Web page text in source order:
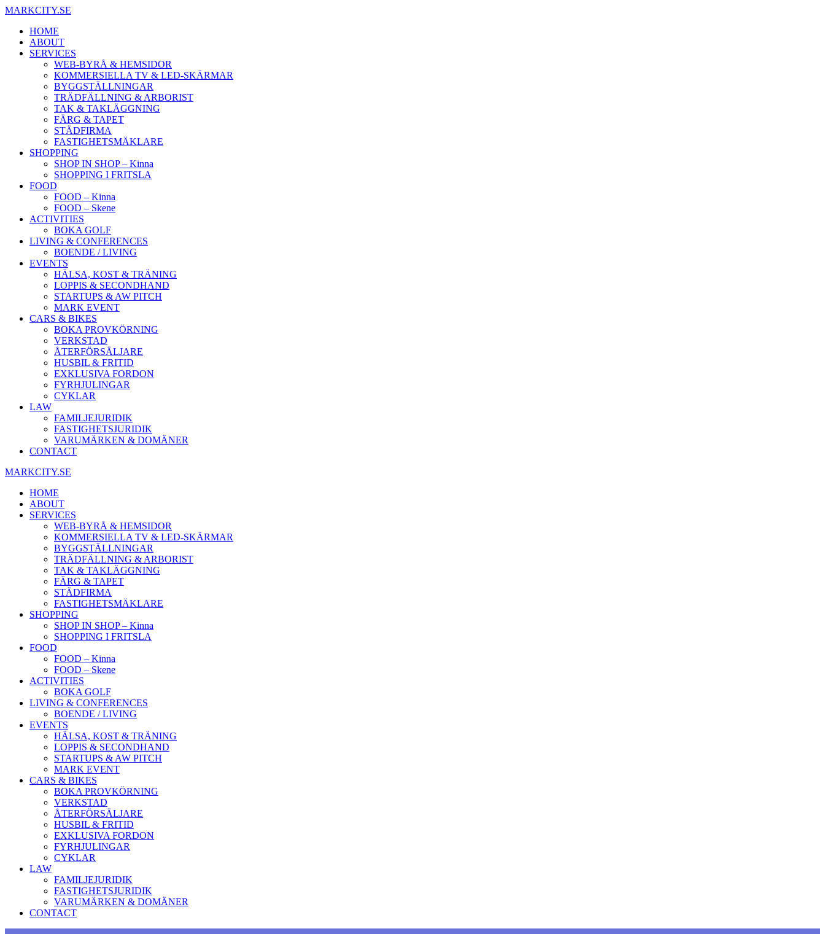
Hoppa
innehåll
MARKCITY.SE
HOME
ABOUT
SERVICES
WEB-BYRÅ & HEMSIDOR
KOMMERSIELLA TV & LED-SKÄRMAR
BYGGSTÄLLNINGAR
TRÄDFÄLLNING & ARBORIST
TAK & TAKLÄGGNING
FÄRG & TAPET
STÄDFIRMA
FASTIGHETSMÄKLARE
SHOPPING
SHOP IN SHOP – Kinna
SHOPPING I FRITSLA
FOOD
FOOD – Kinna
FOOD – Skene
ACTIVITIES
BOKA GOLF
LIVING & CONFERENCES
BOENDE / LIVING
EVENTS
HÄLSA, KOST & TRÄNING
LOPPIS & SECONDHAND
STARTUPS & AW PITCH
MARK EVENT
CARS & BIKES
BOKA PROVKÖRNING
VERKSTAD
ÅTERFÖRSÄLJARE
HUSBIL & FRITID
EXKLUSIVA FORDON
FYRHJULINGAR
CYKLAR
LAW
FAMILJEJURIDIK
FASTIGHETSJURIDIK
VARUMÄRKEN & DOMÄNER
CONTACT
MARKCITY.SE
HOME
ABOUT
SERVICES
WEB-BYRÅ & HEMSIDOR
KOMMERSIELLA TV & LED-SKÄRMAR
BYGGSTÄLLNINGAR
TRÄDFÄLLNING & ARBORIST
TAK & TAKLÄGGNING
FÄRG & TAPET
STÄDFIRMA
FASTIGHETSMÄKLARE
SHOPPING
SHOP IN SHOP – Kinna
SHOPPING I FRITSLA
FOOD
FOOD – Kinna
FOOD – Skene
ACTIVITIES
BOKA GOLF
LIVING & CONFERENCES
BOENDE / LIVING
EVENTS
HÄLSA, KOST & TRÄNING
LOPPIS & SECONDHAND
STARTUPS & AW PITCH
MARK EVENT
CARS & BIKES
BOKA PROVKÖRNING
VERKSTAD
ÅTERFÖRSÄLJARE
HUSBIL & FRITID
EXKLUSIVA FORDON
FYRHJULINGAR
CYKLAR
LAW
FAMILJEJURIDIK
FASTIGHETSJURIDIK
VARUMÄRKEN & DOMÄNER
CONTACT